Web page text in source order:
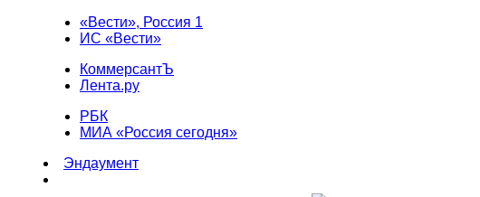
«Вести», Россия 1
ИС «Вести»
КоммерсантЪ
Лента.ру
РБК
МИА «Россия сегодня»
Эндаумент